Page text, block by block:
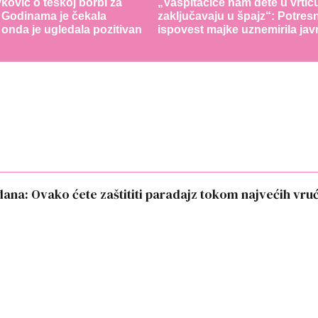
o teškoj borbi za
je čekala
je ugledala pozitivan
„Vaspitačice nam dete u
zaključavaju u špajz“:
ispovest majke uznemirila
Ovako ćete zaštititi paradajz tokom najvećih